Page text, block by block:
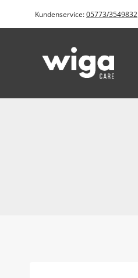
Kundenservice:05773/3549832